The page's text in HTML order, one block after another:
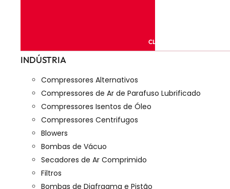
CLOSE PRODUTOS
INDÚSTRIA
Compressores Alternativos
Compressores de Ar de Parafuso Lubrificado
Compressores Isentos de Óleo
Compressores Centrifugos
Blowers
Bombas de Vácuo
Secadores de Ar Comprimido
Filtros
Bombas de Diafragma e Pistão